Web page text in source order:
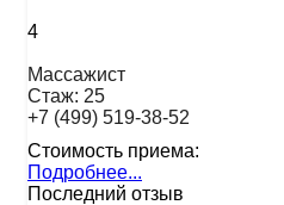
4
Массажист
Стаж: 25
+7 (499) 519-38-52
Стоимость приема:
Подробнее...
Последний отзыв